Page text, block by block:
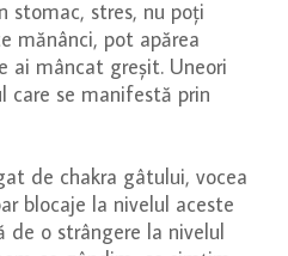
stomac, stres, nu poți
mănânci, pot apărea
ai mâncat greșit. Uneori
care se manifestă prin
de chakra gâtului, vocea
blocaje la nivelul aceste
de o strângere la nivelul